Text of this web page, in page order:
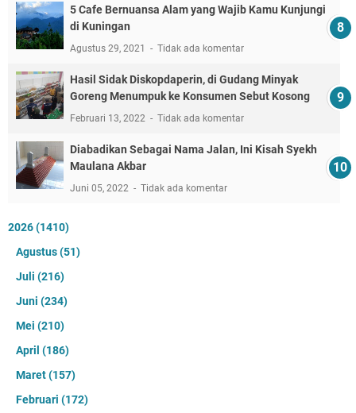
5 Cafe Bernuansa Alam yang Wajib Kamu Kunjungi
di Kuningan
Agustus 29, 2021 Tidak ada komentar
Hasil Sidak Diskopdaperin, di Gudang Minyak
Goreng Menumpuk ke Konsumen Sebut Kosong
Februari 13, 2022 Tidak ada komentar
Diabadikan Sebagai Nama Jalan, Ini Kisah Syekh
Maulana Akbar
Juni 05, 2022 Tidak ada komentar
2026(1410)
Agustus(51)
Juli (216)
Juni (234)
Mei (210)
April (186)
Maret(157)
Februari (172)